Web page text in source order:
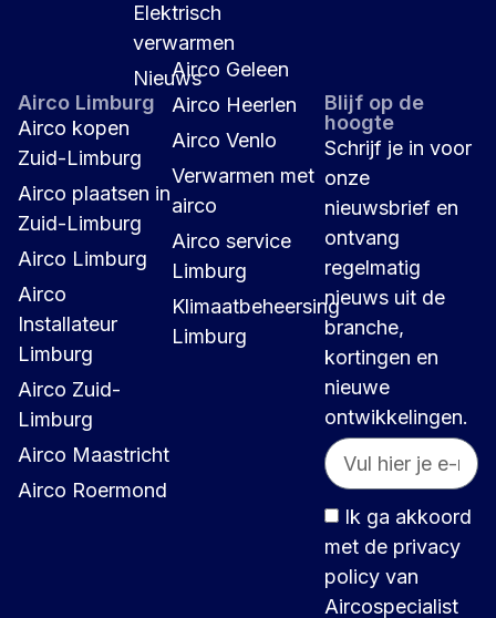
Elektrisch
verwarmen
Nieuws
Airco Limburg
Airco kopen
Zuid-Limburg
Airco plaatsen in
Zuid-Limburg
Airco Limburg
Airco
Installateur
Limburg
Airco Zuid-
Limburg
Airco Maastricht
Airco Roermond
Airco Geleen
Airco Heerlen
Airco Venlo
Verwarmen met
airco
Airco service
Limburg
Klimaatbeheersing
Limburg
Blijf op de
hoogte
Schrijf je in voor
onze
nieuwsbrief en
ontvang
regelmatig
nieuws uit de
branche,
kortingen en
nieuwe
ontwikkelingen.
Ik ga akkoord
met de privacy
policy van
Aircospecialist